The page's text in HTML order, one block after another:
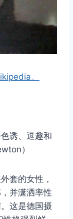
。
诱、逗趣和
）
套的女性，
并潇洒率性
这是德国摄